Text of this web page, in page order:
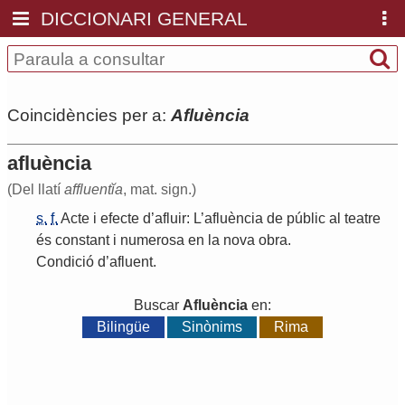
DICCIONARI GENERAL
Coincidències per a: Afluència
afluència
(Del llatí affluentĭa, mat. sign.)
s. f. Acte i efecte d’afluir: L’afluència de públic al teatre
és constant i numerosa en la nova obra.
Condició d’afluent.
Buscar Afluència en:
Bilingüe
Sinònims Rima